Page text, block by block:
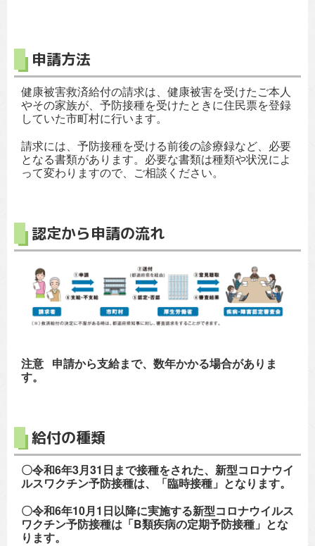
申請方法
健康被害救済給付の請求は、健康被害を受けたご本人
やその家族が、予防接種を受けたときに住民票を登録
していた市町村に行います。
請求には、予防接種を受ける前後の診療録など、必要
となる書類があります。必要な書類は種類や状況によ
って変わりますので、ご相談ください。
認定から申請の流れ
注意 申請から支給まで、数年かかる場合がありま
す。
給付の種類
〇令和6年3月31日まで接種をされた、新型コロナウイ
ルスワクチン予防接種は、「臨時接種」となります。
〇令和6年10月1日以降に実施する新型コロナウイルス
ワクチン予防接種は「B類疾病の定期予防接種」とな
ります。